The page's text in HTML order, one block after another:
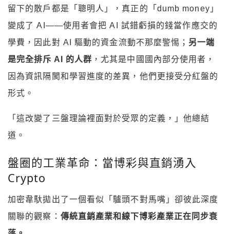
留下的散戶都是「聰明人」，真正的「dumb money」
變成了 AI——使用者會把 AI 試錯虧損的錢當作應交的
學費，因此對 AI 驅動的資金流動不那麼警惕； 另一端
是完全排斥 AI 的人群 ，尤其是中國國內部分使用者，
因為資訊隔閡和學習進度的差異，他們更接受分紅盤的
形式。
「這改變了三盤理論裡面對於受眾的定義，」他總結
道。
盤圈的工業革命：當博彩與直銷湧入
Crypto
加密韋馱拋出了一個看似「驢頭不對馬嘴」卻彼此深度
關聯的觀察： 傳統直銷產業和線下博彩產業正在同步衰